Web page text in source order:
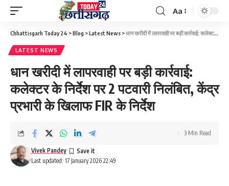
Font
Resizer
Aa
Chhattisgarh Today 24 >Blog >Latest News >धान खरीदी में लापरवाही पर बड़ी कार्रवाई: कलेक्टर के निर्देश पर 2 पटवारी निलंबित, केंद्र प्रभारी के खिलाफ FIR के निर्देश
LATEST NEWS
धान खरीदी में लापरवाही पर बड़ी कार्रवाई:
कलेक्टर के निर्देश पर 2 पटवारी निलंबित, केंद्र
प्रभारी के खिलाफ FIR के निर्देश
Last updated: 17 January 2026 22:49
Vivek Pandey
3 Min Read